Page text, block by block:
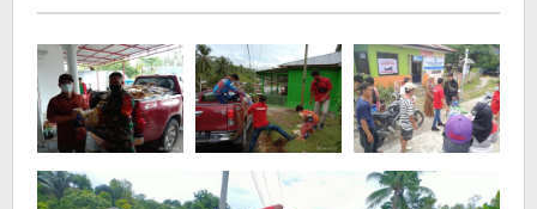
Harus
Pastikan
Protokol
Kesehatan
Diterapkan
Relawan
Sulbar